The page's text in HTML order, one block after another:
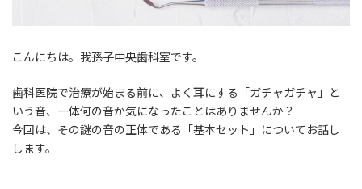
こんにちは。我孫子中央歯科室です。
歯科医院で治療が始まる前に、よく耳にする「ガチャガチャ」と
いう音、一体何の音か気になったことはありませんか？
今回は、その謎の音の正体である「基本セット」についてお話し
します。